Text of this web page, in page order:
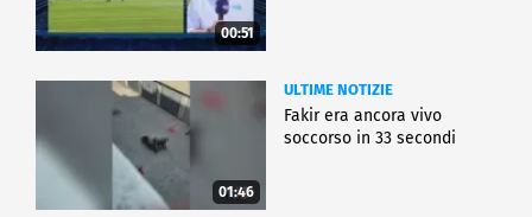
00:51
01:46
ULTIME NOTIZIE
Fakir era ancora vivo
soccorso in 33 secondi